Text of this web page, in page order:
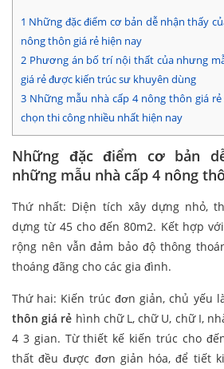
1 Những đặc điểm cơ bản dễ nhận thấy
nông thôn giá rẻ hiện nay
2 Phương án bố trí nội thất của nhưng
giá rẻ được kiến trúc sư khuyên dùng
3 Những mẫu nhà cấp 4 nông thôn giá
chọn thi công nhiều nhất hiện nay
Những đặc điểm cơ bản
những mẫu nhà cấp 4 nông
Thứ nhất: Diện tích xây dựng nhỏ,
dựng từ 45 cho đến 80m2. Kết hợp
rộng nên vẫn đảm bảo độ thông
thoáng đãng cho các gia đình.
Thứ hai: Kiến trúc đơn giản, chủ yếu
thôn giá rẻ hình chữ L, chữ U, chữ I,
4 3 gian. Từ thiết kế kiến trúc cho
thất đều được đơn giản hóa, để tiết